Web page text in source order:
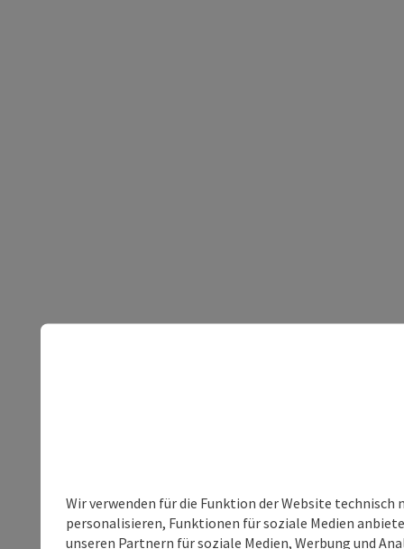
Wir verwenden für die Funktion der Website
personalisieren, Funktionen für soziale Medien
unseren Partnern für soziale Medien, Werbung und